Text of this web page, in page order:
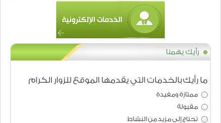
رأيك يهمنا
ما رأيك بالخدمات التي يقدمها الموقع للزوار الكرام
ممتازة ومفيدة
مقبولة
تحتاج إلى مزيد من النشاط